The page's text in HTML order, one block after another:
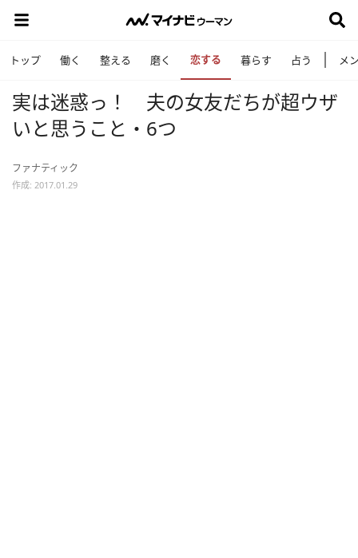
トップ 働く 整える 磨く 恋する 暮らす 占う メ
実は迷惑っ！ 夫の女友だちが超ウザ
いと思うこと・6つ
ファナティック
作成: 2017.01.29